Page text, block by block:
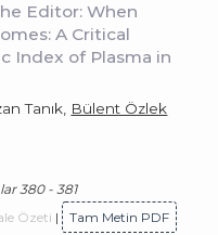
Editor: When
A Critical
Index of Plasma in
Tanık, Bülent Özlek
380 - 381
Özeti | Tam Metin PDF